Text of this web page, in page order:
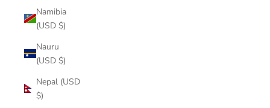
Namibia
(USD $)
Nauru
(USD $)
Nepal (USD
$)